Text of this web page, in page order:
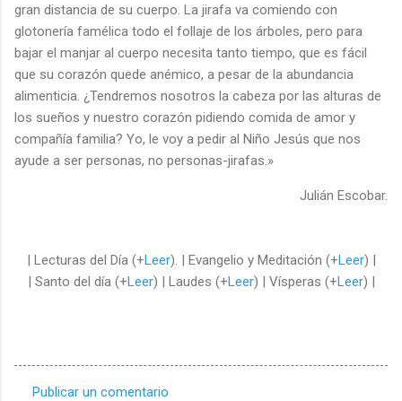
gran distancia de su cuerpo. La jirafa va comiendo con
glotonería famélica todo el follaje de los árboles, pero para
bajar el manjar al cuerpo necesita tanto tiempo, que es fácil
que su corazón quede anémico, a pesar de la abundancia
alimenticia. ¿Tendremos nosotros la cabeza por las alturas de
los sueños y nuestro corazón pidiendo comida de amor y
compañía familia? Yo, le voy a pedir al Niño Jesús que nos
ayude a ser personas, no personas-jirafas.»
Julián Escobar.
| Lecturas del Día (+Leer). | Evangelio y Meditación (+Leer) |
| Santo del día (+Leer) | Laudes (+Leer) | Vísperas (+Leer) |
Publicar un comentario